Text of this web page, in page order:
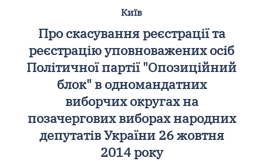
Київ
Про скасування реєстрації та
реєстрацію уповноважених осіб
Політичної партії "Опозиційний
блок" в одномандатних
виборчих округах на
позачергових виборах народних
депутатів України 26 жовтня
2014 року